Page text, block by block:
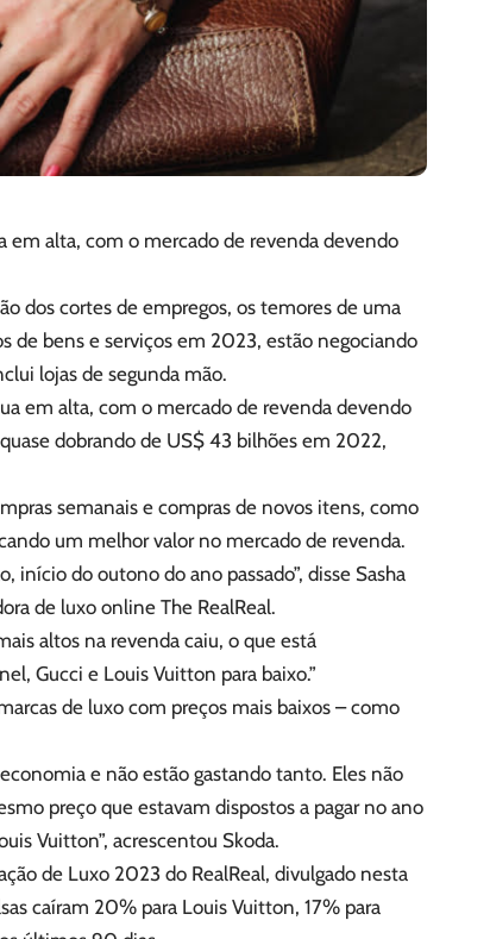
alta, com o mercado de revenda devendo
dos cortes de empregos, os temores de uma
de bens e serviços em 2023, estão negociando
lojas de segunda mão.
em alta, com o mercado de revenda devendo
dobrando de US$ 43 bilhões em 2022,
semanais e compras de novos itens, como
um melhor valor no mercado de revenda.
início do outono do ano passado”, disse Sasha
de luxo online The RealReal.
altos na revenda caiu, o que está
Gucci e Louis Vuitton para baixo.”
de luxo com preços mais baixos – como
e não estão gastando tanto. Eles não
preço que estavam dispostos a pagar no ano
Vuitton”, acrescentou Skoda.
de Luxo 2023 do RealReal, divulgado nesta
caíram 20% para Louis Vuitton, 17% para